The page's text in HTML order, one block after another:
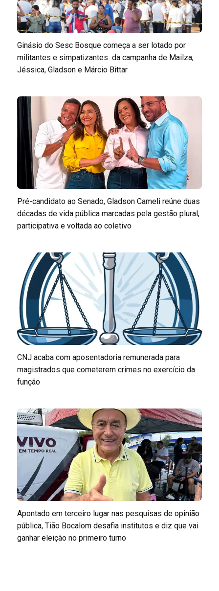
Ginásio do Sesc Bosque começa a ser lotado por
militantes e simpatizantes da campanha de Mailza,
Jéssica, Gladson e Márcio Bittar
Pré-candidato ao Senado, Gladson Cameli reúne duas
décadas de vida pública marcadas pela gestão plural,
participativa e voltada ao coletivo
CNJ acaba com aposentadoria remunerada para
magistrados que cometerem crimes no exercício da
função
Apontado em terceiro lugar nas pesquisas de opinião
pública, Tião Bocalom desafia institutos e diz que vai
ganhar eleição no primeiro turno